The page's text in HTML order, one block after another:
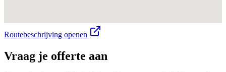
Routebeschrijving openen
Vraag je offerte aan